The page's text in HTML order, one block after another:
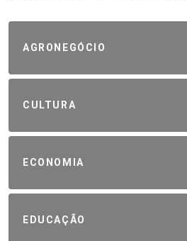
AGRONEGÓCIO
CULTURA
ECONOMIA
EDUCAÇÃO